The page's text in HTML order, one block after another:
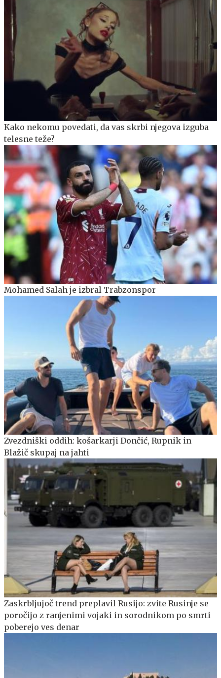
Kako nekomu povedati, da vas skrbi njegova izguba
telesne teže?
Mohamed Salah je izbral Trabzonspor
Zvezdniški oddih: košarkarji Dončić, Rupnik in
Blažič skupaj na jahti
Zaskrbljujoč trend preplavil Rusijo: zvite Rusinje se
poročijo z ranjenimi vojaki in sorodnikom po smrti
poberejo ves denar